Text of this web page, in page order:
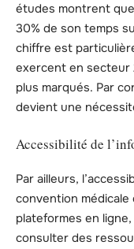
études montrent
30% de son temps
chiffre est
exercent en secteur
plus marqués. Par
devient une
Accessibilité de
Par ailleurs,
convention médicale
plateformes en
consulter des